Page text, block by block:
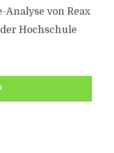
von Reax
Hochschule